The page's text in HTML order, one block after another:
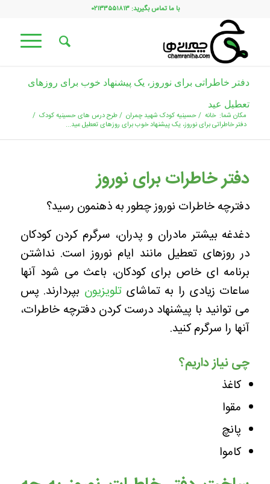
با ما تماس بگیرید: ۰۲۱۳۳۵۵۱۸۱۳
دفتر خاطراتی برای نوروز، یک پیشنهاد خوب برای روزهای
تعطیل عید
مکان شما: خانه /حسینیه کودک شهید چمران /طرح درس های حسینیه کودک /
دفتر خاطراتی برای نوروز، یک پیشنهاد خوب برای روزهای تعطیل عید...
دفتر خاطرات برای نوروز
دفترچه خاطرات نوروز چطور به ذهنمون رسید؟
دغدغه بیشتر مادران و پدران، سرگرم کردن کودکان
در روزهای تعطیل مانند ایام نوروز است. نداشتن
برنامه ای خاص برای کودکان، باعث می شود آنها
ساعات زیادی را به تماشایتلویزیون بپردارند. پس
می توانید با پیشنهاد درست کردن دفترچه خاطرات،
آنها را سرگرم کنید.
چی نیاز داریم؟
کاغذ
مقوا
پانچ
کاموا